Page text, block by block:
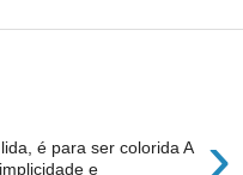
›
é para ser colorida A
e